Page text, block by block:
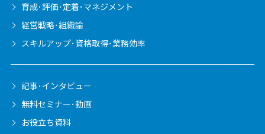
育成･評価･定着･マネジメント
経営戦略･組織論
スキルアップ･資格取得･業務効率
記事･インタビュー
無料セミナー･動画
お役立ち資料